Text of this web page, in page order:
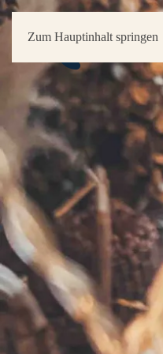
Zum Hauptinhalt springen